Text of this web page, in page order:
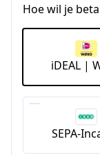
Hoe wil je
iDEAL |
SEPA-